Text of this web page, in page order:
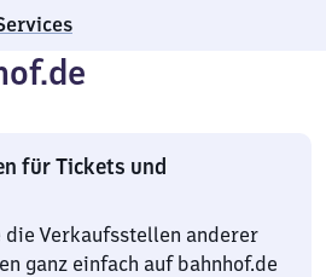
für Tickets und
Verkaufsstellen anderer
ganz einfach auf bahnhof.de